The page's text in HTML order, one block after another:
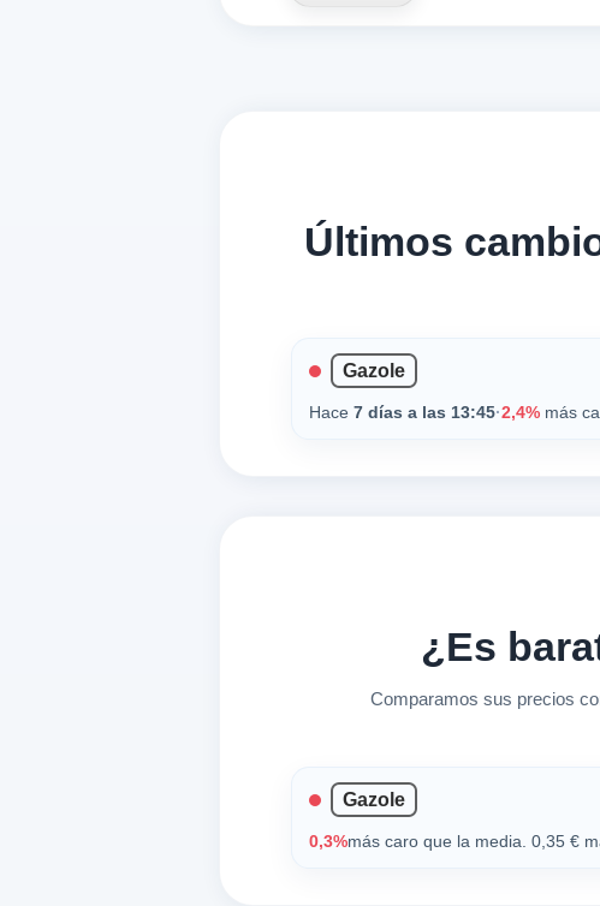
Últimos
Gazole
Hace 7 días a las 13:45·2,4% más
¿Es
Comparamos sus precios
Gazole
0,3%más caro que la media. 0,35 €